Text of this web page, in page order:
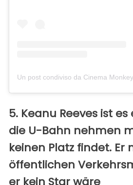
5. Keanu Reeves ist
die U-Bahn nehmen
keinen Platz findet. Er
öffentlichen